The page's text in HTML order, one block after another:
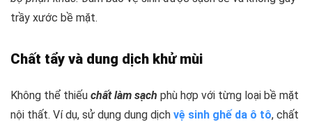
trầy xước bề mặt.
Chất tẩy và dung dịch khử mùi
Không thể thiếu chất làm sạch phù hợp với từng loại bề mặt
nội thất. Ví dụ, sử dụng dung dịch vệ sinh ghế da ô tô, chất